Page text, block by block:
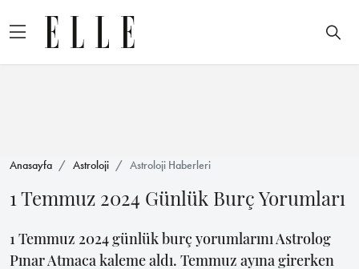
Anasayfa Astroloji Astroloji Haberleri
1 Temmuz 2024 Günlük Burç Yorumları
1 Temmuz 2024 günlük burç yorumlarını Astrolog
Pınar Atmaca kaleme aldı. Temmuz ayına girerken